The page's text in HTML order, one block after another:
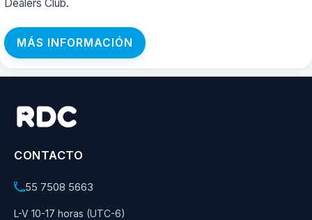
Dealers Club.
MÁS INFORMACIÓN
CONTACTO
55 7508 5663
L-V 10-17 horas (UTC-6)